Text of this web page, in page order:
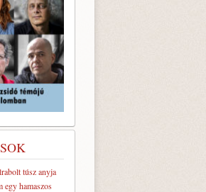
túsz anyja
egy hamaszos